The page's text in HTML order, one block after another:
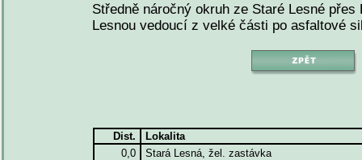
Středně náročný okruh ze Staré Lesné
Lesnou vedoucí z velké části po asfaltové
Dist.
Lokalita
0,0
Stará Lesná, žel. zastávka